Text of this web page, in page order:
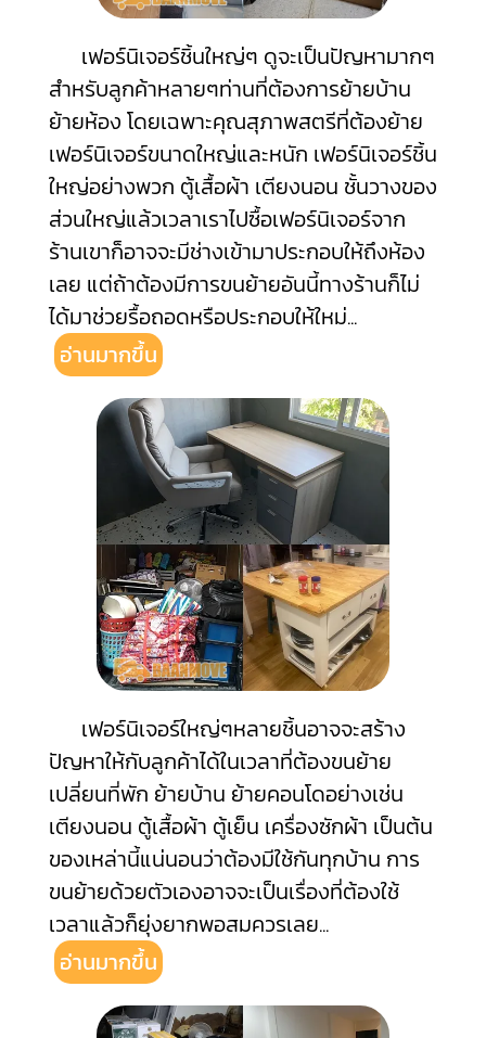
เฟอร์นิเจอร์ชิ้นใหญ่ๆ ดูจะเป็นปัญหามากๆ
สำหรับลูกค้าหลายๆท่านที่ต้องการย้ายบ้าน
ย้ายห้อง โดยเฉพาะคุณสุภาพสตรีที่ต้องย้าย
เฟอร์นิเจอร์ขนาดใหญ่และหนัก เฟอร์นิเจอร์ชิ้น
ใหญ่อย่างพวก ตู้เสื้อผ้า เตียงนอน ชั้นวางของ
ส่วนใหญ่แล้วเวลาเราไปซื้อเฟอร์นิเจอร์จาก
ร้านเขาก็อาจจะมีช่างเข้ามาประกอบให้ถึงห้อง
เลย แต่ถ้าต้องมีการขนย้ายอันนี้ทางร้านก็ไม่
ได้มาช่วยรื้อถอดหรือประกอบให้ใหม่...
อ่านมากขึ้น
เฟอร์นิเจอร์ใหญ่ๆหลายชิ้นอาจจะสร้าง
ปัญหาให้กับลูกค้าได้ในเวลาที่ต้องขนย้าย
เปลี่ยนที่พัก ย้ายบ้าน ย้ายคอนโดอย่างเช่น
เตียงนอน ตู้เสื้อผ้า ตู้เย็น เครื่องซักผ้า เป็นต้น
ของเหล่านี้แน่นอนว่าต้องมีใช้กันทุกบ้าน การ
ขนย้ายด้วยตัวเองอาจจะเป็นเรื่องที่ต้องใช้
เวลาแล้วก็ยุ่งยากพอสมควรเลย...
อ่านมากขึ้น